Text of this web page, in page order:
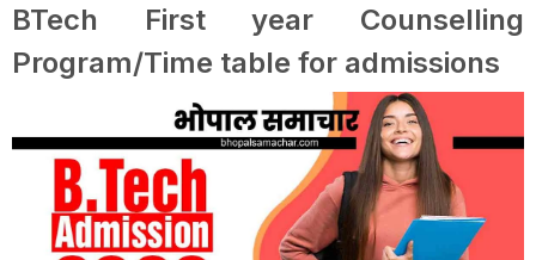
BTech First year Counselling
Program/Time table for admissions